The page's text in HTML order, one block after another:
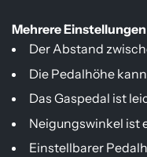
Mehrere Einstellungen
Der Abstand
Die Pedalhöhe
Das Gaspedal ist
Neigungswinkel ist
Einstellbarer